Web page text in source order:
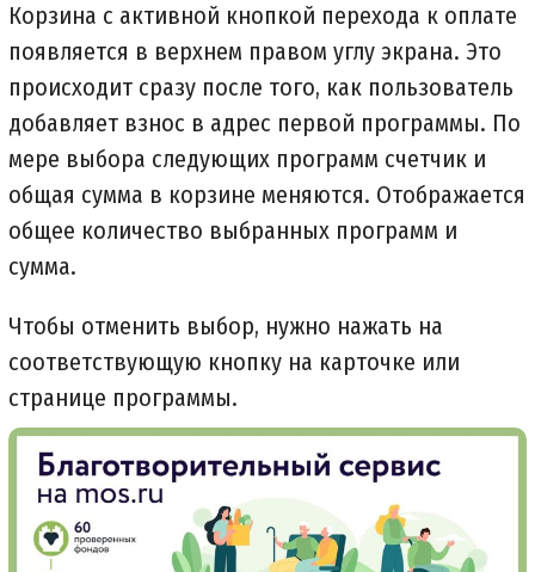
Корзина с активной кнопкой перехода к оплате
появляется в верхнем правом углу экрана. Это
происходит сразу после того, как пользователь
добавляет взнос в адрес первой программы. По
мере выбора следующих программ счетчик и
общая сумма в корзине меняются. Отображается
общее количество выбранных программ и
сумма.
Чтобы отменить выбор, нужно нажать на
соответствующую кнопку на карточке или
странице программы.